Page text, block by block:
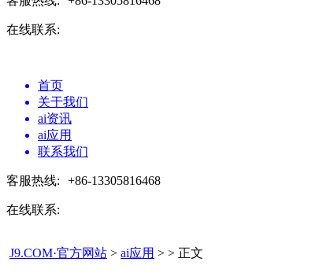
在线联系:
首页
关于我们
ai资讯
ai应用
联系我们
客服热线: +86-13305816468
在线联系:
J9.COM·官方网站 > ai应用 > > 正文